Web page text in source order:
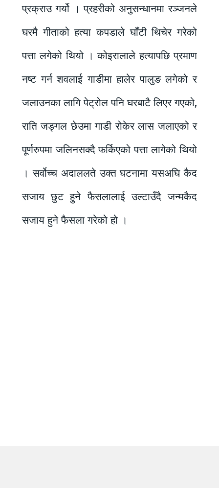
प्रक्राउ गर्यो । प्रहरीको अनुसन्धानमा रञ्जनले
घरमै गीताको हत्या कपडाले घाँटी थिचेर गरेको
पत्ता लगेको थियो । कोइरालाले हत्यापछि प्रमाण
नष्ट गर्न शवलाई गाडीमा हालेर पालुङ लगेको र
जलाउनका लागि पेट्रोल पनि घरबाटै लिएर गएको,
राति जङ्गल छेउमा गाडी रोकेर लास जलाएको र
पूर्णरुपमा जलिनसक्दै फर्किएको पत्ता लागेको थियो
। सर्वोच्च अदाललते उक्त घटनामा यसअघि कैद
सजाय छुट हुने फैसलालाई उल्टाउँदै जन्मकैद
सजाय हुने फैसला गरेको हो ।